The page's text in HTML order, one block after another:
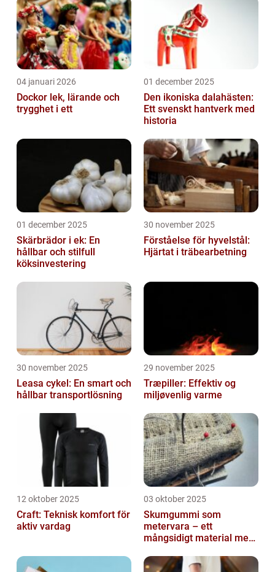
04 januari 2026
Dockor lek, lärande och
trygghet i ett
01 december 2025
Den ikoniska dalahästen:
Ett svenskt hantverk med
historia
01 december 2025
Skärbrädor i ek: En
hållbar och stilfull
köksinvestering
30 november 2025
Förståelse för hyvelstål:
Hjärtat i träbearbetning
30 november 2025
Leasa cykel: En smart och
hållbar transportlösning
29 november 2025
Træpiller: Effektiv og
miljøvenlig varme
12 oktober 2025
Craft: Teknisk komfort för
aktiv vardag
03 oktober 2025
Skumgummi som
metervara – ett
mångsidigt material med
användningsområden